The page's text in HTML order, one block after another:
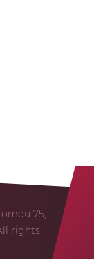
75,
rights